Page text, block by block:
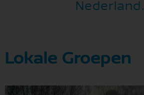
Nederland.
Lokale Groepen